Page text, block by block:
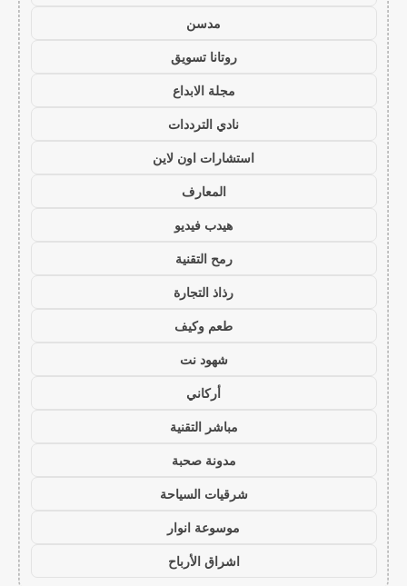
مدسن
روتانا تسويق
مجلة الابداع
نادي الترددات
استشارات اون لاين
المعارف
هيدب فيديو
رمح التقنية
رذاذ التجارة
طعم وكيف
شهود نت
أركاني
مباشر التقنية
مدونة صحبة
شرقيات السياحة
موسوعة انوار
اشراق الأرباح